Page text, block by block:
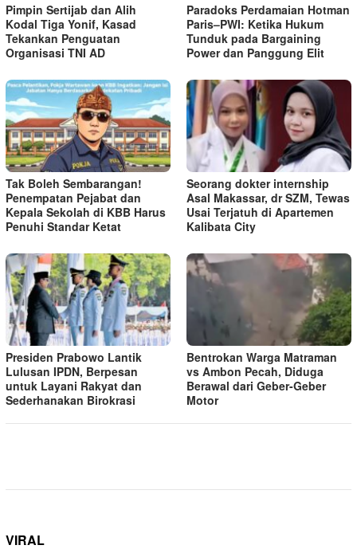
Pimpin Sertijab dan Alih
Kodal Tiga Yonif, Kasad
Tekankan Penguatan
Organisasi TNI AD
Paradoks Perdamaian Hotman
Paris–PWI: Ketika Hukum
Tunduk pada Bargaining
Power dan Panggung Elit
Tak Boleh Sembarangan!
Penempatan Pejabat dan
Kepala Sekolah di KBB Harus
Penuhi Standar Ketat ​
Seorang dokter internship
Asal Makassar, dr SZM, Tewas
Usai Terjatuh di Apartemen
Kalibata City
Presiden Prabowo Lantik
Lulusan IPDN, Berpesan
untuk Layani Rakyat dan
Sederhanakan Birokrasi
Bentrokan Warga Matraman
vs Ambon Pecah, Diduga
Berawal dari Geber-Geber
Motor
VIRAL